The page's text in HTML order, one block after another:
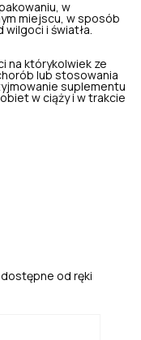
w
miejscu, w sposób
i światła.
na którykolwiek ze
lub stosowania
suplementu
w ciąży i w trakcie
od ręki